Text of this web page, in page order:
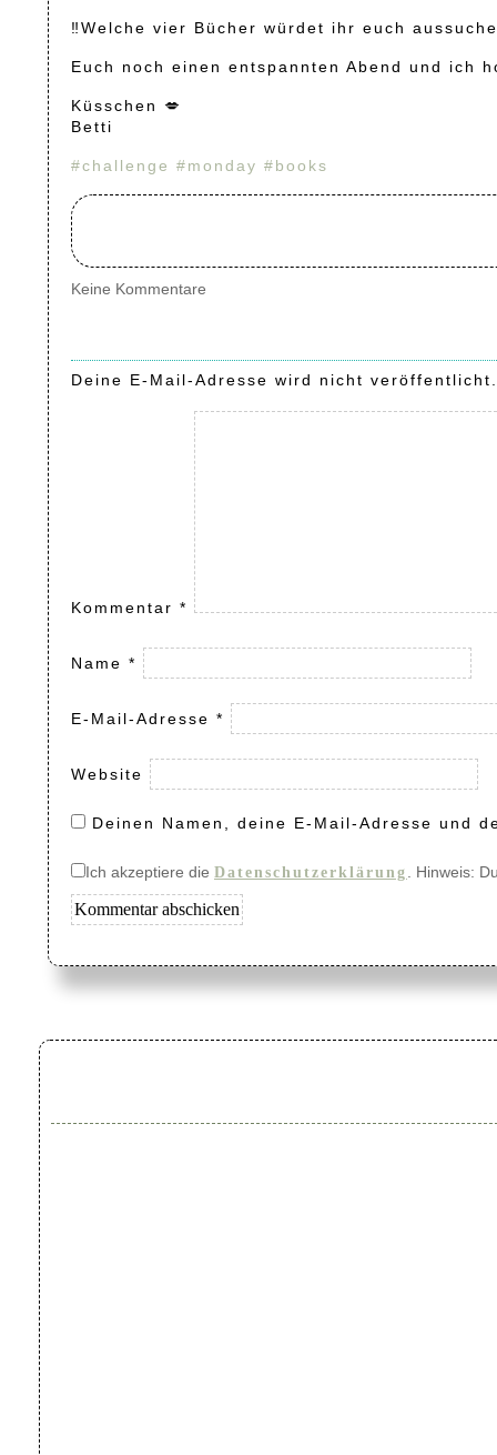
‼️Welche vier Bücher würdet ihr euch
Euch noch einen entspannten Abend und ich
Küsschen 💋
Betti
#challenge #monday #books
Keine Kommentare
Deine E-Mail-Adresse wird nicht veröffentlicht.
Kommentar *
Name *
E-Mail-Adresse *
Website
Deinen Namen, deine E-Mail-Adresse und
Ich akzeptiere die Datenschutzerklärung . Hinweis: